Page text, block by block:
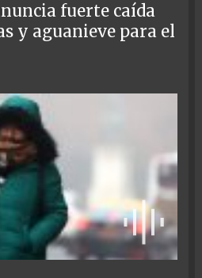
fuerte caída
y aguanieve para el